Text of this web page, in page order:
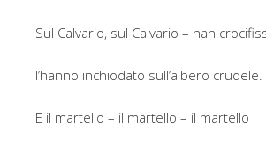
Sul Calvario, sul Calvario – han
l’hanno inchiodato sull’albero crudele.
E il martello – il martello – il martello